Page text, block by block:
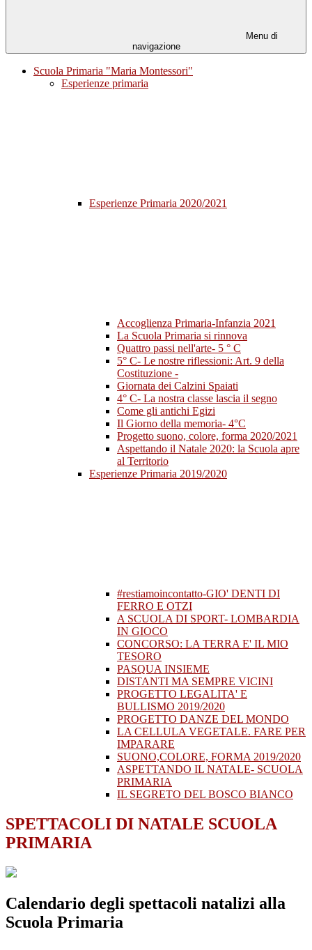
Menu di
navigazione
Scuola Primaria "Maria Montessori"
Esperienze primaria
Esperienze Primaria 2020/2021
Accoglienza Primaria-Infanzia 2021
La Scuola Primaria si rinnova
Quattro passi nell'arte- 5 ° C
5° C- Le nostre riflessioni: Art. 9 della
Costituzione -
Giornata dei Calzini Spaiati
4° C- La nostra classe lascia il segno
Come gli antichi Egizi
Il Giorno della memoria- 4°C
Progetto suono, colore, forma 2020/2021
Aspettando il Natale 2020: la Scuola apre
al Territorio
Esperienze Primaria 2019/2020
#restiamoincontatto-GIO' DENTI DI
FERRO E OTZI
A SCUOLA DI SPORT- LOMBARDIA
IN GIOCO
CONCORSO: LA TERRA E' IL MIO
TESORO
PASQUA INSIEME
DISTANTI MA SEMPRE VICINI
PROGETTO LEGALITA' E
BULLISMO 2019/2020
PROGETTO DANZE DEL MONDO
LA CELLULA VEGETALE. FARE PER
IMPARARE
SUONO,COLORE, FORMA 2019/2020
ASPETTANDO IL NATALE- SCUOLA
PRIMARIA
IL SEGRETO DEL BOSCO BIANCO
SPETTACOLI DI NATALE SCUOLA
PRIMARIA
Calendario degli spettacoli natalizi alla
Scuola Primaria